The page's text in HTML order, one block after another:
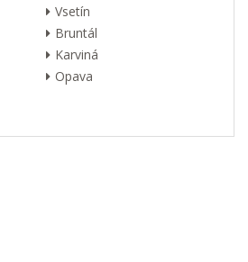
Vsetín
Bruntál
Karviná
Opava